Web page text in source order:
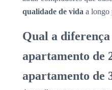
qualidade de vida a longo
Qual a
apartamento de
apartamento de